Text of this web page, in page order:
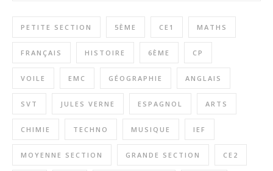
PETITE SECTION 5ÈME CE1 MATHS
FRANÇAIS HISTOIRE 6ÈME CP
VOILE EMC GÉOGRAPHIE ANGLAIS
SVT JULES VERNE ESPAGNOL ARTS
CHIMIE TECHNO MUSIQUE IEF
MOYENNE SECTION GRANDE SECTION CE2